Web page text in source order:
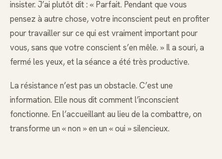
insister. J’ai plutôt dit : « Parfait. Pendant que vous
pensez à autre chose, votre inconscient peut en profiter
pour travailler sur ce qui est vraiment important pour
vous, sans que votre conscient s’en mêle. » Il a souri, a
fermé les yeux, et la séance a été très productive.
La résistance n’est pas un obstacle. C’est une
information. Elle nous dit comment l’inconscient
fonctionne. En l’accueillant au lieu de la combattre, on
transforme un « non » en un « oui » silencieux.